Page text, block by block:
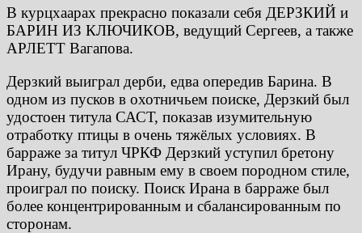
В курцхаарах прекрасно показали себя ДЕРЗКИЙ и
БАРИН ИЗ КЛЮЧИКОВ, ведущий Сергеев, а также
АРЛЕТТ Вагапова.
Дерзкий выиграл дерби, едва опередив Барина. В
одном из пусков в охотничьем поиске, Дерзкий был
удостоен титула САСТ, показав изумительную
отработку птицы в очень тяжёлых условиях. В
барраже за титул ЧРКФ Дерзкий уступил бретону
Ирану, будучи равным ему в своем породном стиле,
проиграл по поиску. Поиск Ирана в барраже был
более концентрированным и сбалансированным по
сторонам.